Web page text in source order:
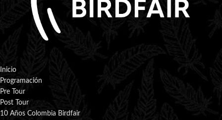
Inicio
Programación
Pre Tour
Post Tour
10 Años Colombia Birdfair